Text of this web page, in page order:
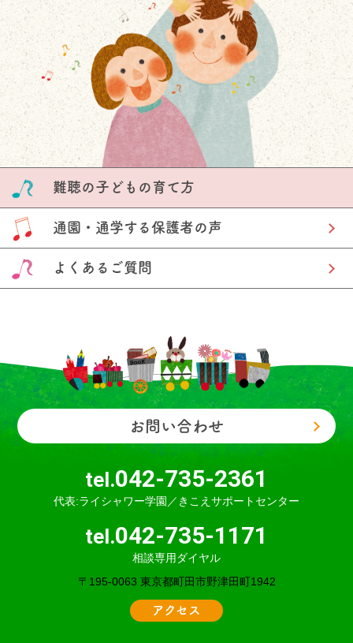
難聴の子どもの育て方
通園・通学する保護者の声
よくあるご質問
お問い合わせ
tel.042-735-2361
代表:ライシャワー学園／きこえサポートセンター
tel.042-735-1171
相談専用ダイヤル
〒195-0063 東京都町田市野津田町1942
アクセス